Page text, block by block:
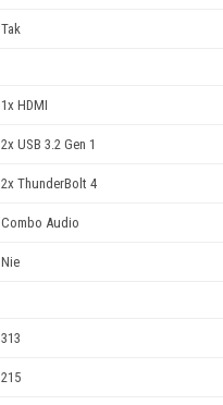
Tak
1x HDMI
2x USB 3.2 Gen 1
2x ThunderBolt 4
Combo Audio
Nie
313
215